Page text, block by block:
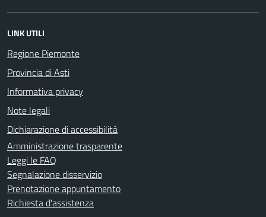
LINK UTILI
Regione Piemonte
Provincia di Asti
Informativa privacy
Note legali
Dichiarazione di accessibilità
Amministrazione trasparente
Leggi le FAQ
Segnalazione disservizio
Prenotazione appuntamento
Richiesta d'assistenza